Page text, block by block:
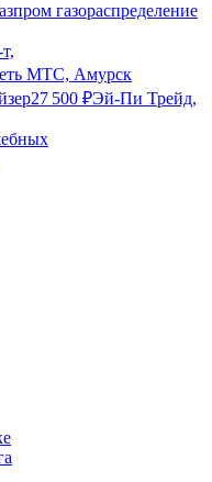
газораспределение
МТС, Амурск
27 500 ₽Эй-Пи Трейд,